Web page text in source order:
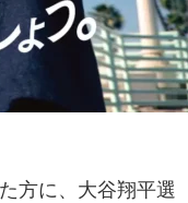
方に、大谷翔平選